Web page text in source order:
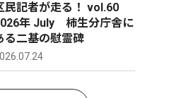
民記者が走る！ vol.60
年 July 柿生分庁舎に
る二基の慰霊碑